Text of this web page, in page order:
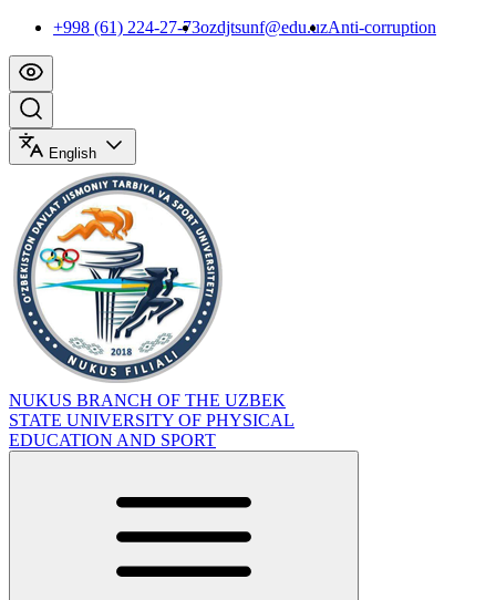
+998 (61) 224-27-73ozdjtsunf@edu.uzAnti-corruption
English
NUKUS BRANCH OF THE UZBEK
STATE UNIVERSITY OF PHYSICAL
EDUCATION AND SPORT